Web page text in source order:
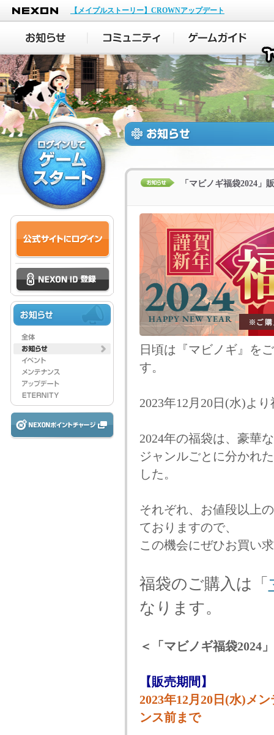
NEXON
【メイプルストーリー】CROWNアップデート
「マビノギ福袋2024」
日頃は『マビノギ』を
す。
2023年12月20日(水)よ
2024年の福袋は、豪華
ジャンルごとに分かれ
した。
それぞれ、お値段以上
ておりますので、
この機会にぜひお買い
福袋のご購入は「
なります。
＜「マビノギ福袋2024
【販売期間】
2023年12月20日(水)メ
ンス前まで